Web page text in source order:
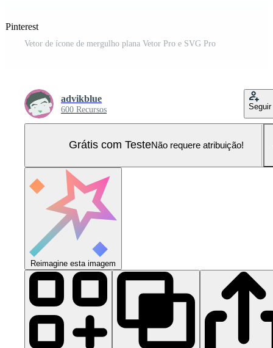
Pinterest
Vetor de ícone de mergulho plana Vetor Pro e SVG Pro
advikblue
600 Recursos Seguir
Grátis com TesteNão requere atribuição!
Reimagine esta imagem